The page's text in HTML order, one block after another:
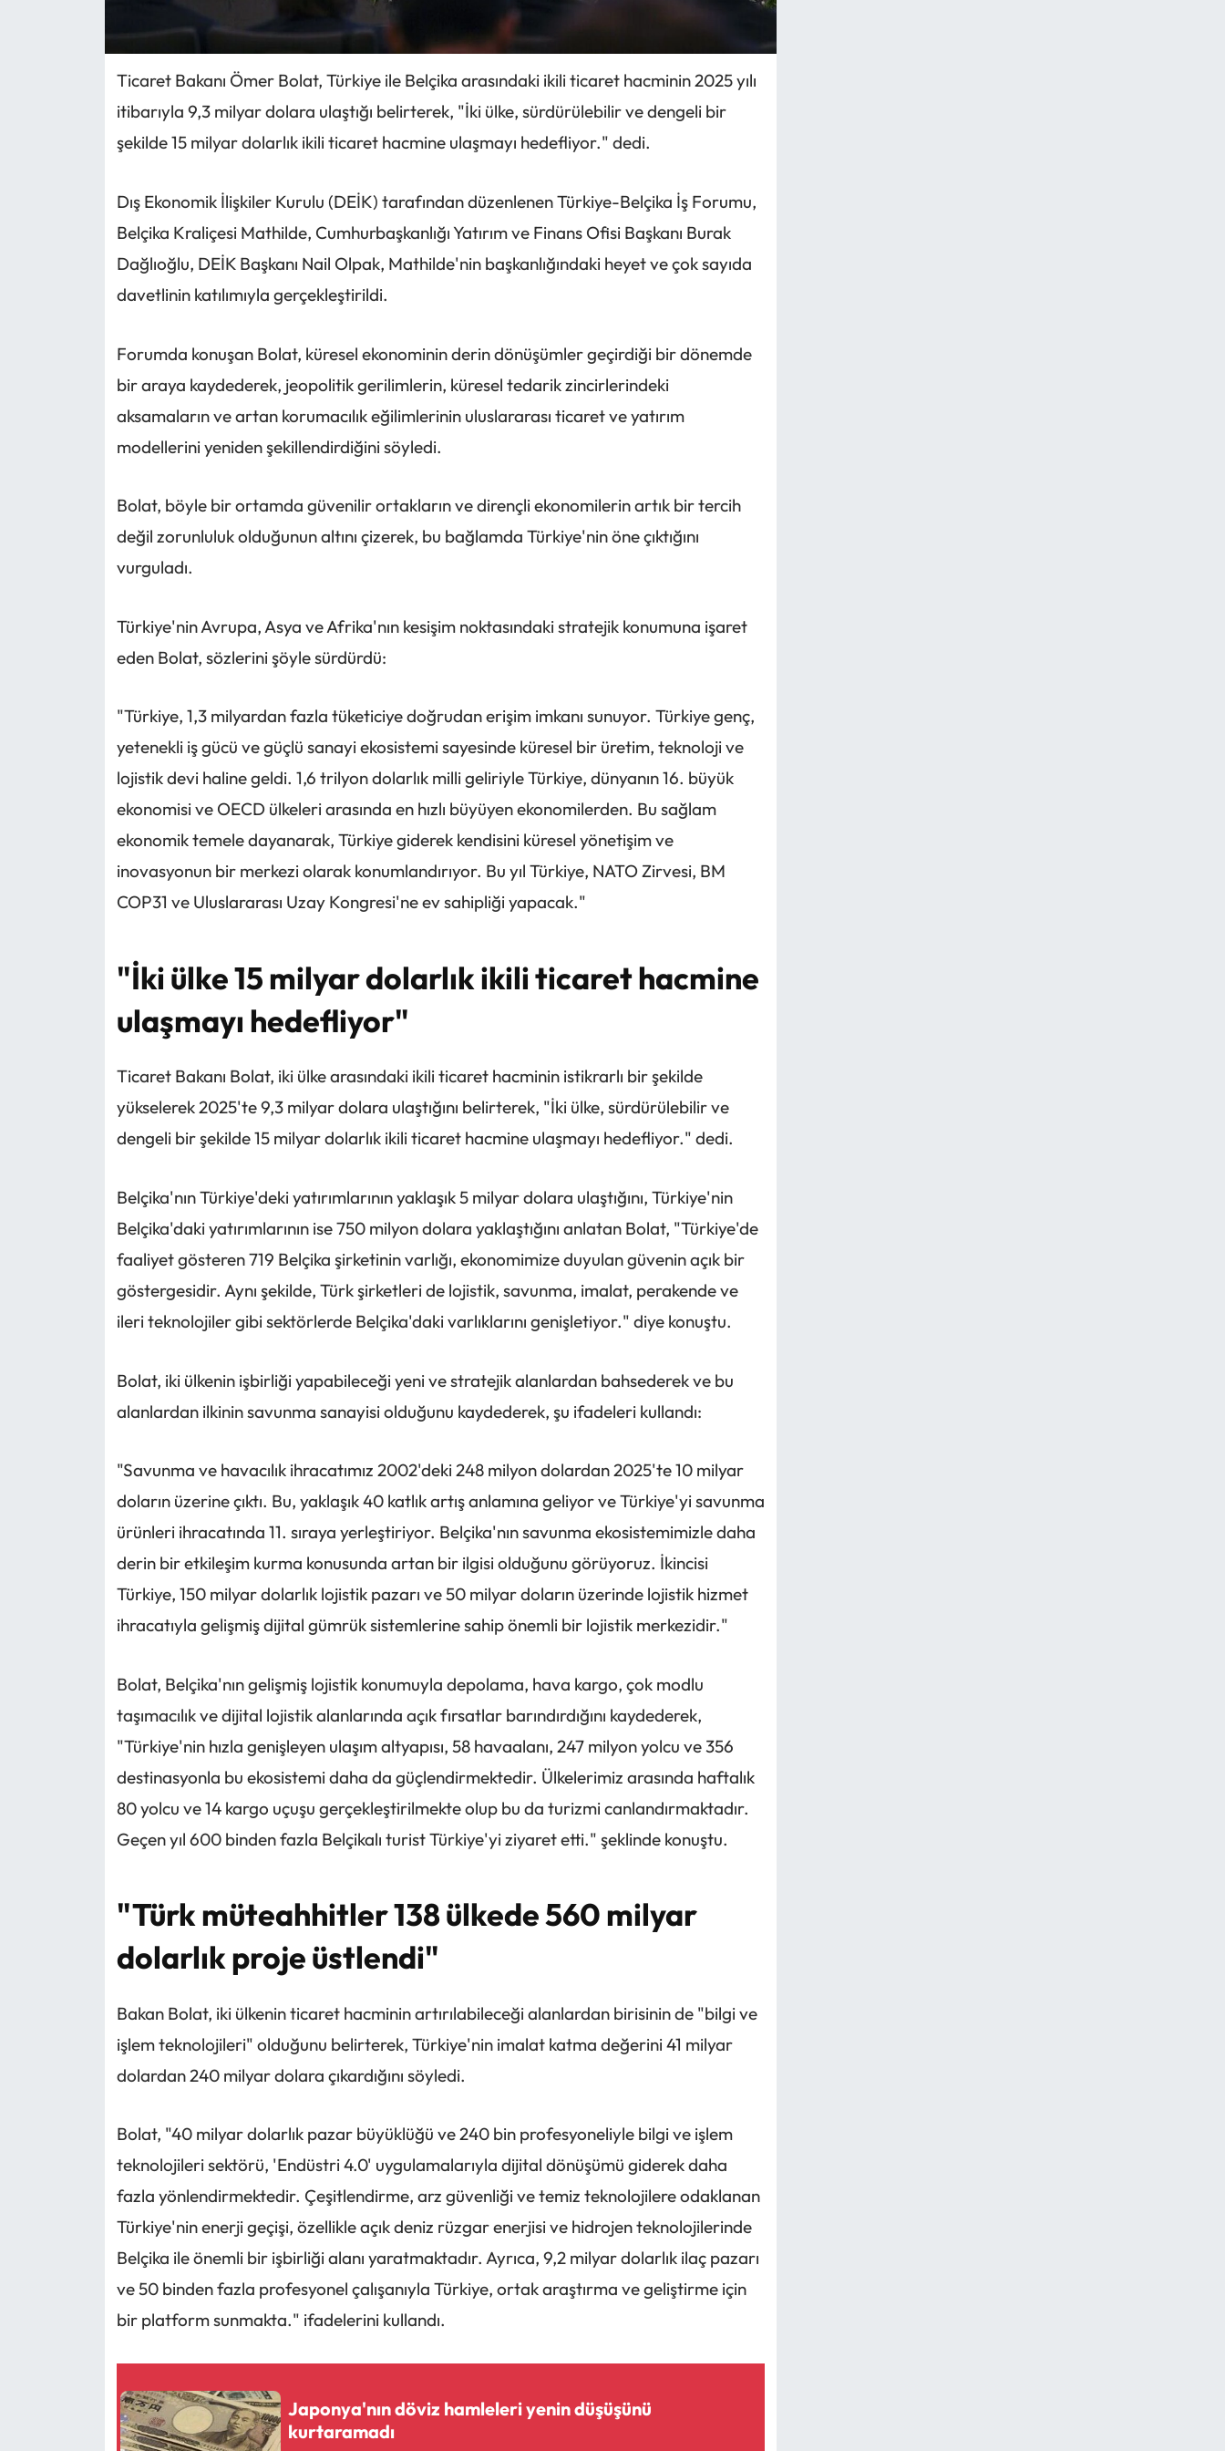
Ticaret Bakanı Ömer Bolat, Türkiye ile Belçika arasındaki ikili ticaret hacminin 2025 yılı
itibarıyla 9,3 milyar dolara ulaştığı belirterek, "İki ülke, sürdürülebilir ve dengeli bir
şekilde 15 milyar dolarlık ikili ticaret hacmine ulaşmayı hedefliyor." dedi.
Dış Ekonomik İlişkiler Kurulu (DEİK) tarafından düzenlenen Türkiye-Belçika İş Forumu,
Belçika Kraliçesi Mathilde, Cumhurbaşkanlığı Yatırım ve Finans Ofisi Başkanı Burak
Dağlıoğlu, DEİK Başkanı Nail Olpak, Mathilde'nin başkanlığındaki heyet ve çok sayıda
davetlinin katılımıyla gerçekleştirildi.
Forumda konuşan Bolat, küresel ekonominin derin dönüşümler geçirdiği bir dönemde
bir araya kaydederek, jeopolitik gerilimlerin, küresel tedarik zincirlerindeki
aksamaların ve artan korumacılık eğilimlerinin uluslararası ticaret ve yatırım
modellerini yeniden şekillendirdiğini söyledi.
Bolat, böyle bir ortamda güvenilir ortakların ve dirençli ekonomilerin artık bir tercih
değil zorunluluk olduğunun altını çizerek, bu bağlamda Türkiye'nin öne çıktığını
vurguladı.
Türkiye'nin Avrupa, Asya ve Afrika'nın kesişim noktasındaki stratejik konumuna işaret
eden Bolat, sözlerini şöyle sürdürdü:
"Türkiye, 1,3 milyardan fazla tüketiciye doğrudan erişim imkanı sunuyor. Türkiye genç,
yetenekli iş gücü ve güçlü sanayi ekosistemi sayesinde küresel bir üretim, teknoloji ve
lojistik devi haline geldi. 1,6 trilyon dolarlık milli geliriyle Türkiye, dünyanın 16. büyük
ekonomisi ve OECD ülkeleri arasında en hızlı büyüyen ekonomilerden. Bu sağlam
ekonomik temele dayanarak, Türkiye giderek kendisini küresel yönetişim ve
inovasyonun bir merkezi olarak konumlandırıyor. Bu yıl Türkiye, NATO Zirvesi, BM
COP31 ve Uluslararası Uzay Kongresi'ne ev sahipliği yapacak."
"İki ülke 15 milyar dolarlık ikili ticaret hacmine
ulaşmayı hedefliyor"
Ticaret Bakanı Bolat, iki ülke arasındaki ikili ticaret hacminin istikrarlı bir şekilde
yükselerek 2025'te 9,3 milyar dolara ulaştığını belirterek, "İki ülke, sürdürülebilir ve
dengeli bir şekilde 15 milyar dolarlık ikili ticaret hacmine ulaşmayı hedefliyor." dedi.
Belçika'nın Türkiye'deki yatırımlarının yaklaşık 5 milyar dolara ulaştığını, Türkiye'nin
Belçika'daki yatırımlarının ise 750 milyon dolara yaklaştığını anlatan Bolat, "Türkiye'de
faaliyet gösteren 719 Belçika şirketinin varlığı, ekonomimize duyulan güvenin açık bir
göstergesidir. Aynı şekilde, Türk şirketleri de lojistik, savunma, imalat, perakende ve
ileri teknolojiler gibi sektörlerde Belçika'daki varlıklarını genişletiyor." diye konuştu.
Bolat, iki ülkenin işbirliği yapabileceği yeni ve stratejik alanlardan bahsederek ve bu
alanlardan ilkinin savunma sanayisi olduğunu kaydederek, şu ifadeleri kullandı:
"Savunma ve havacılık ihracatımız 2002'deki 248 milyon dolardan 2025'te 10 milyar
doların üzerine çıktı. Bu, yaklaşık 40 katlık artış anlamına geliyor ve Türkiye'yi savunma
ürünleri ihracatında 11. sıraya yerleştiriyor. Belçika'nın savunma ekosistemimizle daha
derin bir etkileşim kurma konusunda artan bir ilgisi olduğunu görüyoruz. İkincisi
Türkiye, 150 milyar dolarlık lojistik pazarı ve 50 milyar doların üzerinde lojistik hizmet
ihracatıyla gelişmiş dijital gümrük sistemlerine sahip önemli bir lojistik merkezidir."
Bolat, Belçika'nın gelişmiş lojistik konumuyla depolama, hava kargo, çok modlu
taşımacılık ve dijital lojistik alanlarında açık fırsatlar barındırdığını kaydederek,
"Türkiye'nin hızla genişleyen ulaşım altyapısı, 58 havaalanı, 247 milyon yolcu ve 356
destinasyonla bu ekosistemi daha da güçlendirmektedir. Ülkelerimiz arasında haftalık
80 yolcu ve 14 kargo uçuşu gerçekleştirilmekte olup bu da turizmi canlandırmaktadır.
Geçen yıl 600 binden fazla Belçikalı turist Türkiye'yi ziyaret etti." şeklinde konuştu.
"Türk müteahhitler 138 ülkede 560 milyar
dolarlık proje üstlendi"
Bakan Bolat, iki ülkenin ticaret hacminin artırılabileceği alanlardan birisinin de "bilgi ve
işlem teknolojileri" olduğunu belirterek, Türkiye'nin imalat katma değerini 41 milyar
dolardan 240 milyar dolara çıkardığını söyledi.
Bolat, "40 milyar dolarlık pazar büyüklüğü ve 240 bin profesyoneliyle bilgi ve işlem
teknolojileri sektörü, 'Endüstri 4.0' uygulamalarıyla dijital dönüşümü giderek daha
fazla yönlendirmektedir. Çeşitlendirme, arz güvenliği ve temiz teknolojilere odaklanan
Türkiye'nin enerji geçişi, özellikle açık deniz rüzgar enerjisi ve hidrojen teknolojilerinde
Belçika ile önemli bir işbirliği alanı yaratmaktadır. Ayrıca, 9,2 milyar dolarlık ilaç pazarı
ve 50 binden fazla profesyonel çalışanıyla Türkiye, ortak araştırma ve geliştirme için
bir platform sunmakta." ifadelerini kullandı.
Japonya'nın döviz hamleleri yenin düşüşünü
kurtaramadı